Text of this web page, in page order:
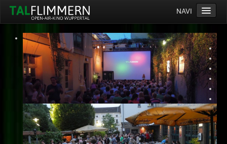
NAVI
Home
Programm
Service
Ticketinfos
Ort
Anreise
Wetter